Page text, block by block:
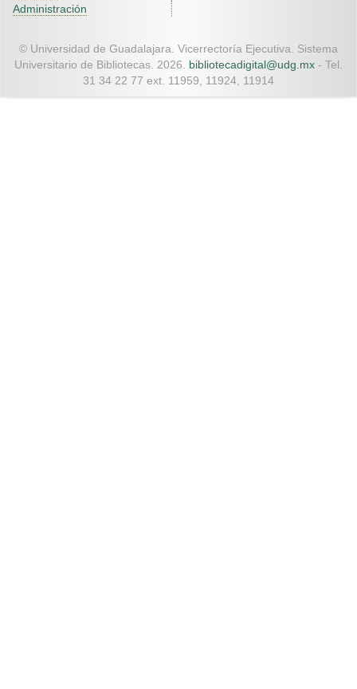
Administración
© Universidad de Guadalajara. Vicerrectoría Ejecutiva. Sistema
Universitario de Bibliotecas. 2026. bibliotecadigital@udg.mx - Tel.
31 34 22 77 ext. 11959, 11924, 11914